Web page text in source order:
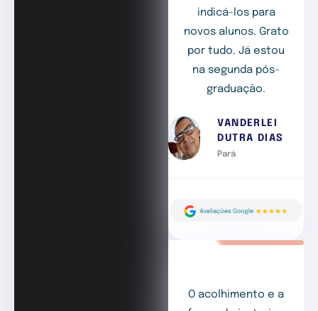
indicá-los para
novos alunos. Grato
por tudo. Já estou
na segunda pós-
graduação.
VANDERLEI
DUTRA DIAS
Pará
O acolhimento e a